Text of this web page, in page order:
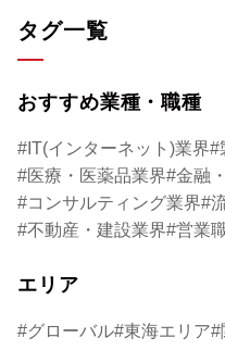
タグ一覧
おすすめ業種・職種
IT(インターネット)業界
医療・医薬品業界 金融
コンサルティング業界
不動産・建設業界 営業
エリア
グローバル 東海エリア